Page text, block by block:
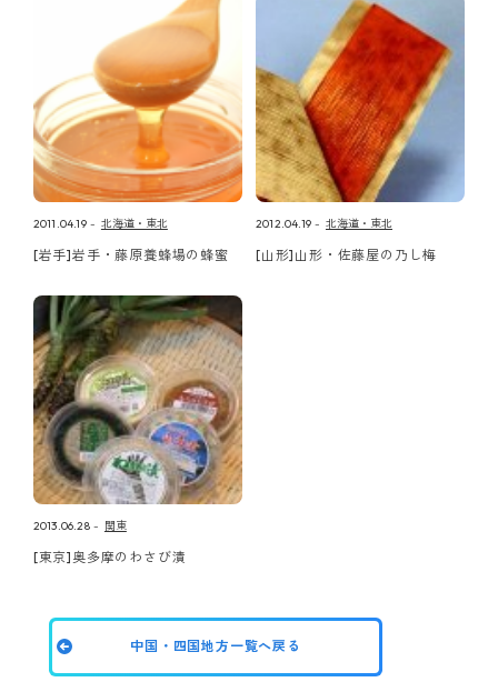
2011.04.19 北海道・東北
[岩手]岩手・藤原養蜂場の蜂蜜
2012.04.19 北海道・東北
[山形]山形・佐藤屋の乃し梅
2013.06.28 関東
[東京]奥多摩のわさび漬
中国・四国地方一覧へ戻る